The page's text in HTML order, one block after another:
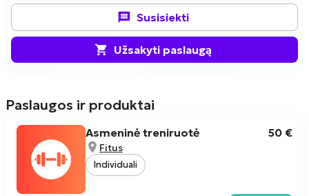
Padedu pasiruošti varžyboms ir siekti ilgalaikių rezultatų,
užtikrindamas sveiką bei tvarų sportavimą.
Susisiekti
Užsakyti paslaugą
Paslaugos ir produktai
Asmeninė treniruotė 50 €
Fitus
Individuali